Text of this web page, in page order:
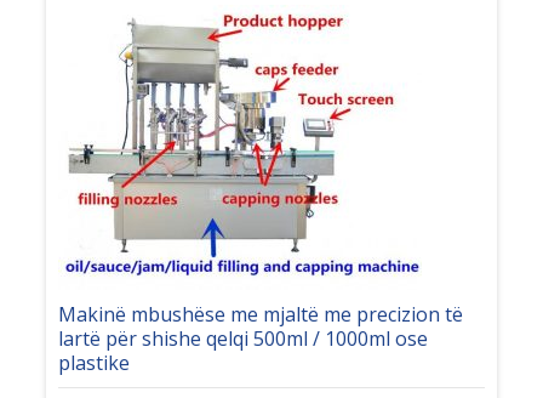
Makinë mbushëse me mjaltë me precizion të
lartë për shishe qelqi 500ml / 1000ml ose
plastike